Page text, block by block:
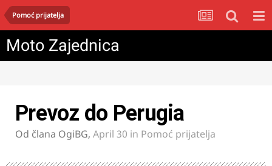
Pomoć prijatelja
Moto Zajednica
Prevoz do Perugia
Od člana OgiBG, April 30 in Pomoć prijatelja